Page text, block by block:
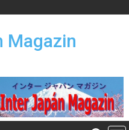
Magazin